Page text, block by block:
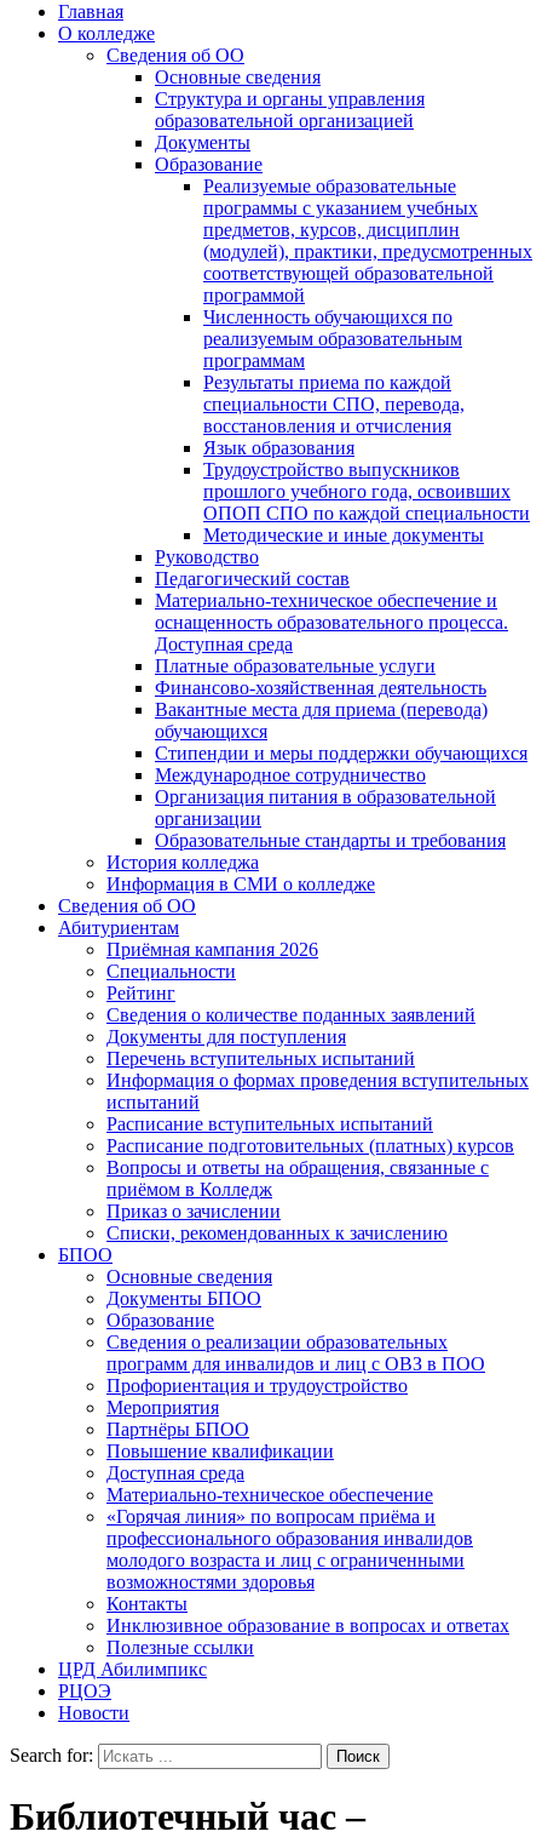
Главная
О колледже
Сведения об ОО
Основные сведения
Структура и органы управления
образовательной организацией
Документы
Образование
Реализуемые образовательные
программы с указанием учебных
предметов, курсов, дисциплин
(модулей), практики, предусмотренных
соответствующей образовательной
программой
Численность обучающихся по
реализуемым образовательным
программам
Результаты приема по каждой
специальности СПО, перевода,
восстановления и отчисления
Язык образования
Трудоустройство выпускников
прошлого учебного года, освоивших
ОПОП СПО по каждой специальности
Методические и иные документы
Руководство
Педагогический состав
Материально-техническое обеспечение и
оснащенность образовательного процесса.
Доступная среда
Платные образовательные услуги
Финансово-хозяйственная деятельность
Вакантные места для приема (перевода)
обучающихся
Стипендии и меры поддержки обучающихся
Международное сотрудничество
Организация питания в образовательной
организации
Образовательные стандарты и требования
История колледжа
Информация в СМИ о колледже
Сведения об ОО
Абитуриентам
Приёмная кампания 2026
Специальности
Рейтинг
Сведения о количестве поданных заявлений
Документы для поступления
Перечень вступительных испытаний
Информация о формах проведения вступительных
испытаний
Расписание вступительных испытаний
Расписание подготовительных (платных) курсов
Вопросы и ответы на обращения, связанные с
приёмом в Колледж
Приказ о зачислении
Списки, рекомендованных к зачислению
БПОО
Основные сведения
Документы БПОО
Образование
Сведения о реализации образовательных
программ для инвалидов и лиц с ОВЗ в ПОО
Профориентация и трудоустройство
Мероприятия
Партнёры БПОО
Повышение квалификации
Доступная среда
Материально-техническое обеспечение
«Горячая линия» по вопросам приёма и
профессионального образования инвалидов
молодого возраста и лиц с ограниченными
возможностями здоровья
Контакты
Инклюзивное образование в вопросах и ответах
Полезные ссылки
ЦРД Абилимпикс
РЦОЭ
Новости
Search for:
Библиотечный час –